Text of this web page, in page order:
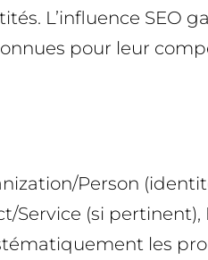
L’influence SEO
pour leur
Person
Service (si pertinent),
les